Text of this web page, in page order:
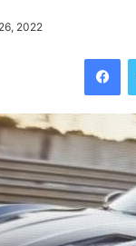
2022